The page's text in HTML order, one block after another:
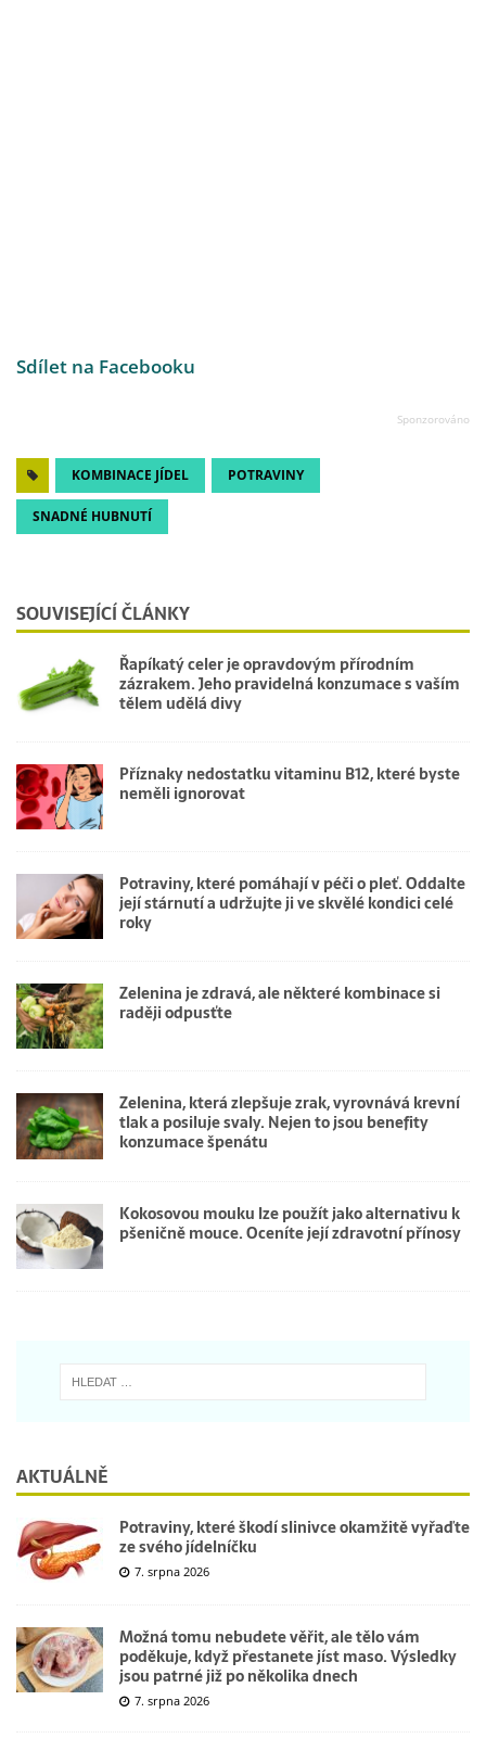
Sdílet na Facebooku
KOMBINACE JÍDEL POTRAVINY
SNADNÉ HUBNUTÍ
SOUVISEJÍCÍ ČLÁNKY
Řapíkatý celer je opravdovým přírodním
zázrakem. Jeho pravidelná konzumace s vaším
tělem udělá divy
Příznaky nedostatku vitaminu B12, které byste
neměli ignorovat
Potraviny, které pomáhají v péči o pleť. Oddalte
její stárnutí a udržujte ji ve skvělé kondici celé
roky
Zelenina je zdravá, ale některé kombinace si
raději odpusťte
Zelenina, která zlepšuje zrak, vyrovnává krevní
tlak a posiluje svaly. Nejen to jsou benefity
konzumace špenátu
Kokosovou mouku lze použít jako alternativu k
pšeničně mouce. Oceníte její zdravotní přínosy
AKTUÁLNĚ
Potraviny, které škodí slinivce okamžitě vyřaďte
ze svého jídelníčku
7. srpna 2026
Možná tomu nebudete věřit, ale tělo vám
poděkuje, když přestanete jíst maso. Výsledky
jsou patrné již po několika dnech
7. srpna 2026